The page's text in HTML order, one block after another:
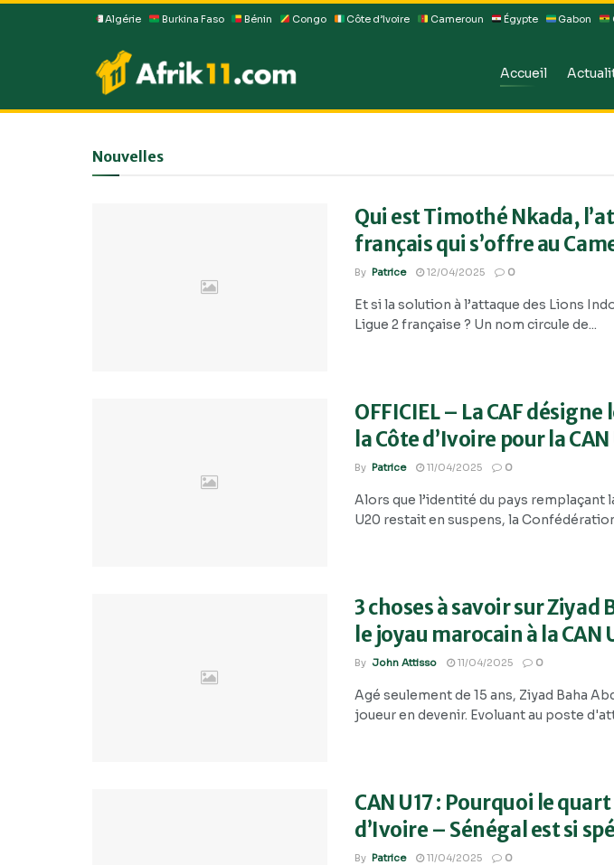
Algérie Burkina Faso Bénin Congo Côte d’Ivoire Cameroun Égypte Gabon
Accueil
Nouvelles
Qui est Timothé Nkada,
français qui s’offre au
By Patrice 12/04/2025 0
Et si la solution à l’attaque des Lions
Ligue 2 française ? Un nom circule de...
OFFICIEL – La CAF
la Côte d’Ivoire pour la
By Patrice 11/04/2025 0
Alors que l’identité du pays remplaçant
U20 restait en suspens, la
3 choses à savoir sur Ziyad
le joyau marocain à la CAN
By John Attisso 11/04/2025 0
Agé seulement de 15 ans, Ziyad Baha
joueur en devenir. Evoluant au poste
CAN U17 : Pourquoi le
d’Ivoire – Sénégal est si
By Patrice 11/04/2025 0